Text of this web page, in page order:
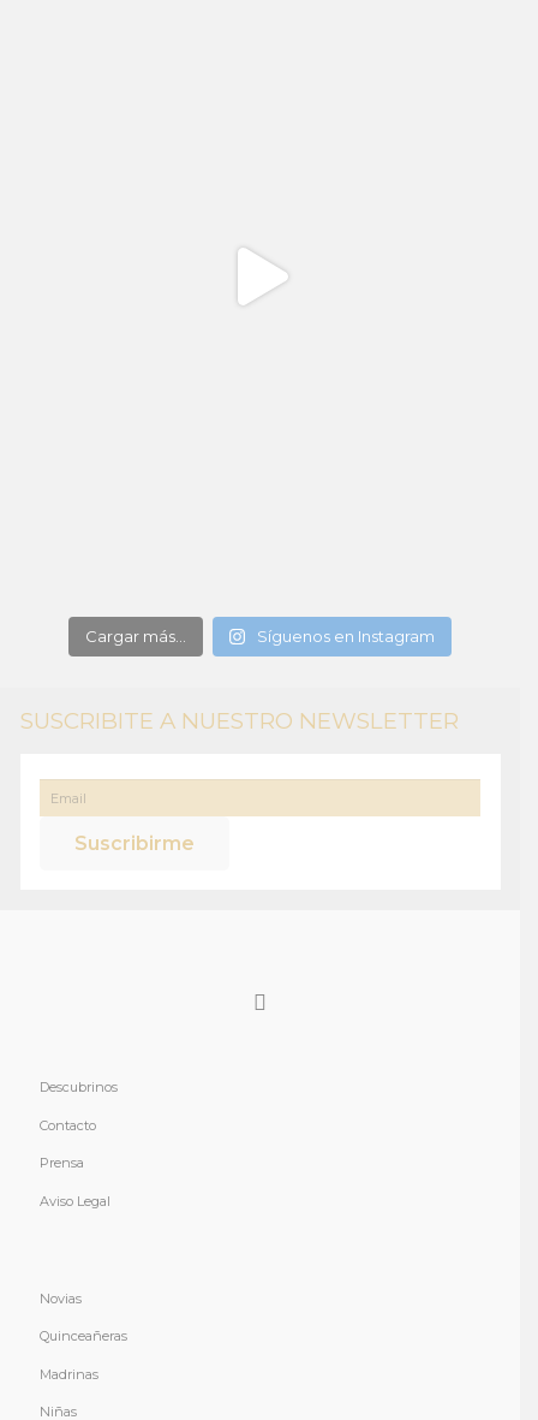
Cargar más... Síguenos en Instagram
SUSCRIBITE A NUESTRO NEWSLETTER
Descubrinos
Contacto
Prensa
Aviso Legal
Novias
Quinceañeras
Madrinas
Niñas